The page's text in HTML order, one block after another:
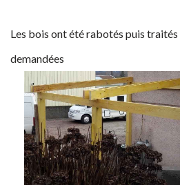
Les bois ont été rabotés puis traités
demandées